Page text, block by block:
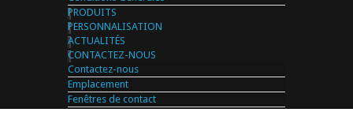
PRODUITS
PERSONNALISATION
ACTUALITÉS
CONTACTEZ-NOUS
Contactez-nous
Emplacement
Fenêtres de contact